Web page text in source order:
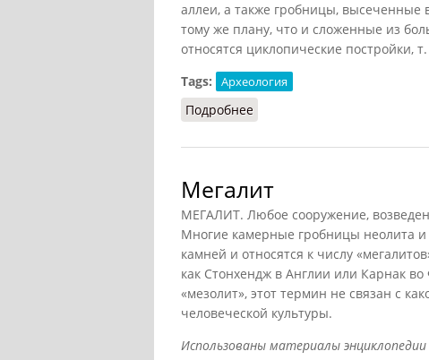
аллеи, а также гробницы, высеченные
тому же плану, что и сложенные из
относятся циклопические постройки,
Tags:
Археология
Подробнее
Мегалит
МЕГАЛИТ. Любое сооружение,
Многие камерные гробницы неолита и
камней и относятся к числу
как Стонхендж в Англии или Карнак
«мезолит», этот термин не связан с
человеческой культуры.
Использованы материалы энциклопедии